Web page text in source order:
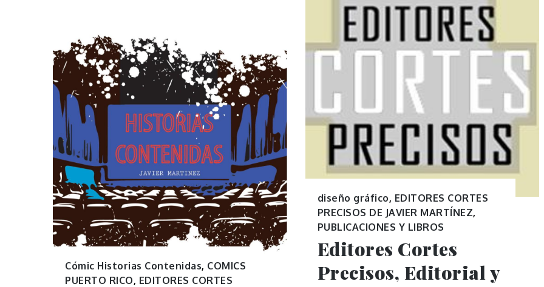
diseño gráfico, EDITORES CORTES
PRECISOS DE JAVIER MARTÍNEZ,
PUBLICACIONES Y LIBROS
Editores Cortes
Precisos, Editorial y
Cómic Historias Contenidas, COMICS
PUERTO RICO, EDITORES CORTES